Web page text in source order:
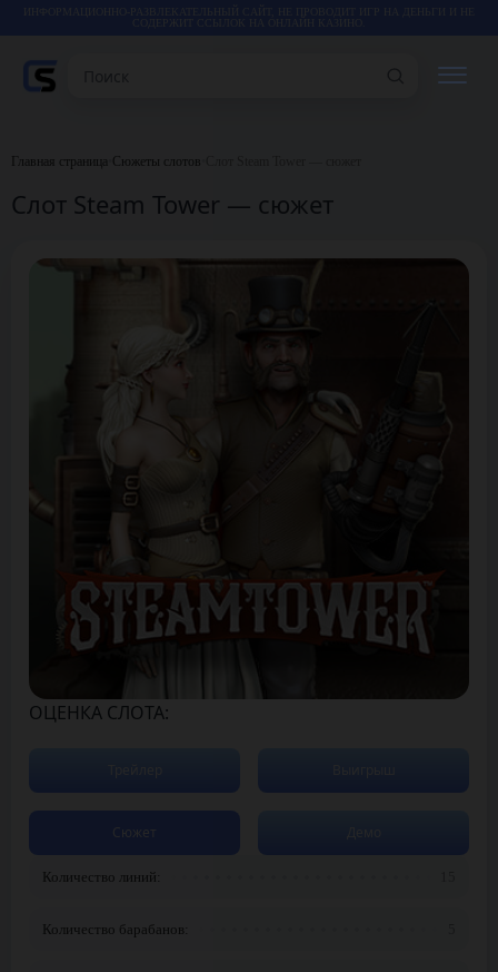
СОДЕРЖИТ ССЫЛОК НА ОНЛАЙН КАЗИНО.
КАЗИНО
Главная страница Сюжеты слотов
Слот Steam Tower — сюжет
ОЦЕНКА СЛОТА:
Количество линий:
Количество барабанов:
Сюжет